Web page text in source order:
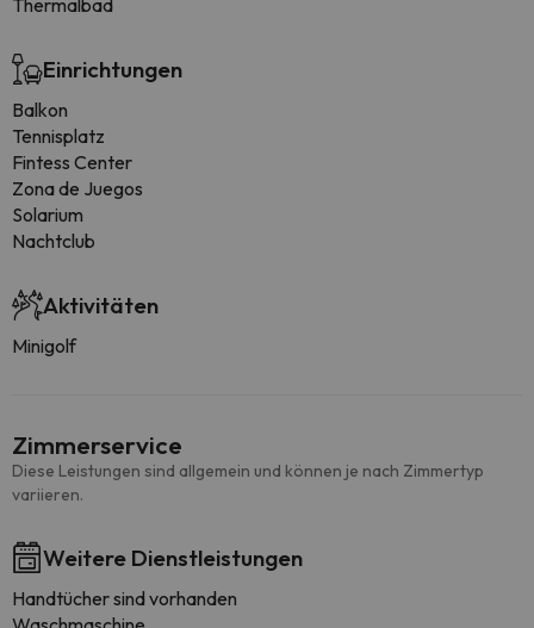
Thermalbad
Einrichtungen
Balkon
Tennisplatz
Fintess Center
Zona de Juegos
Solarium
Nachtclub
Aktivitäten
Minigolf
Zimmerservice
Diese Leistungen sind allgemein und können je nach Zimmertyp
variieren.
Weitere Dienstleistungen
Handtücher sind vorhanden